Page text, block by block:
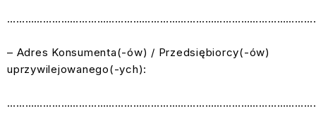
– Adres Konsumenta(-ów) / Przedsiębiorcy(-ów)
uprzywilejowanego(-ych):